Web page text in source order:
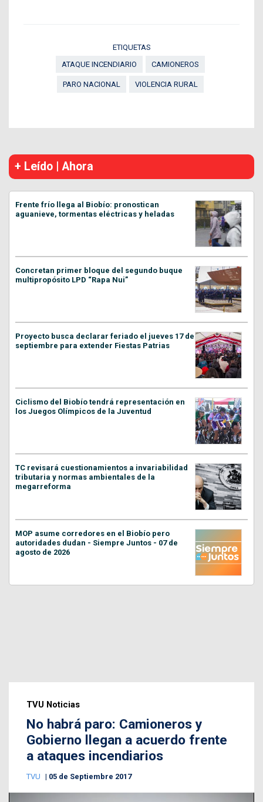
ETIQUETAS
ATAQUE INCENDIARIO
CAMIONEROS
PARO NACIONAL VIOLENCIA RURAL
+ Leído | Ahora
Frente frío llega al Biobío: pronostican
aguanieve, tormentas eléctricas y heladas
Concretan primer bloque del segundo buque
multipropósito LPD “Rapa Nui”
Proyecto busca declarar feriado el jueves 17 de
septiembre para extender Fiestas Patrias
Ciclismo del Biobío tendrá representación en
los Juegos Olímpicos de la Juventud
TC revisará cuestionamientos a invariabilidad
tributaria y normas ambientales de la
megarreforma
MOP asume corredores en el Biobío pero
autoridades dudan - Siempre Juntos - 07 de
agosto de 2026
TVU Noticias
No habrá paro: Camioneros y
Gobierno llegan a acuerdo frente
a ataques incendiarios
TVU 05 de Septiembre 2017